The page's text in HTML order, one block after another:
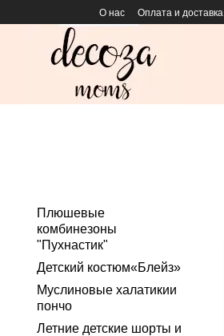
Перейти к основному контенту
О нас Оплата и доставка
Плюшевые
комбинезоны
"Пухнастик"
Детский костюм«Блейз»
Муслиновые халатикии
пончо
Летние детские шорты и